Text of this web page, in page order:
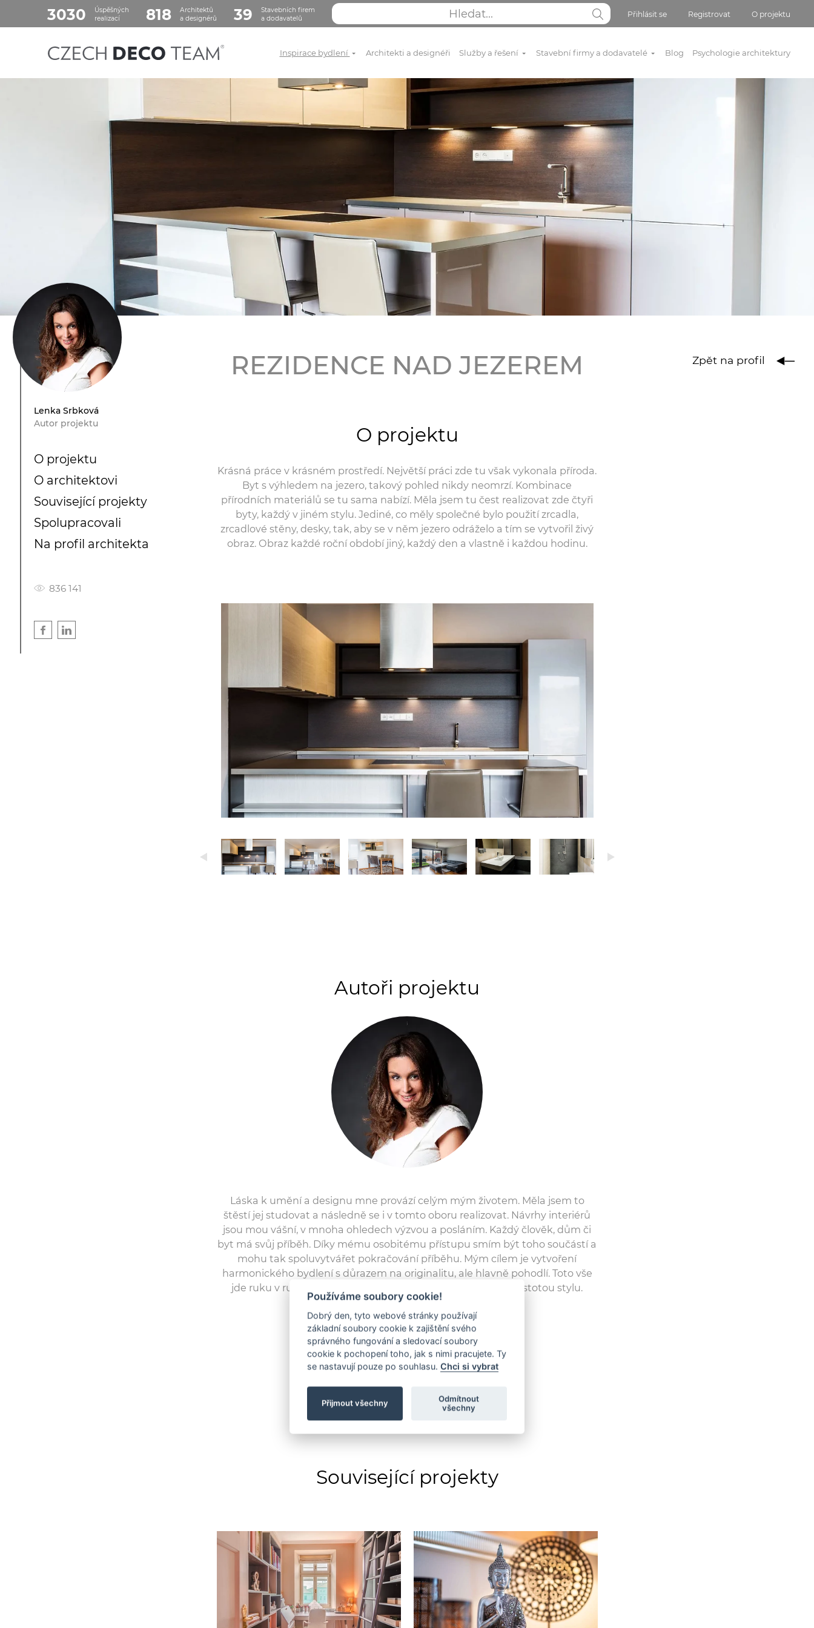
3030
Úspěšných
realizací
818
Architektů
a designérů
39
Stavebních firem
a dodavatelů
Přihlásit se Registrovat O projektu
Inspirace bydlení Architekti a designéři Služby a řešení Stavební firmy a dodavatelé Blog Psychologie architektury
Lenka Srbková
Autor projektu
O projektu
O architektovi
Související projekty
Spolupracovali
Na profil architekta
836 141
REZIDENCE NAD JEZEREM
O projektu
Krásná práce v krásném prostředí. Největší práci zde tu však vykonala příroda.
Byt s výhledem na jezero, takový pohled nikdy neomrzí. Kombinace
přírodních materiálů se tu sama nabízí. Měla jsem tu čest realizovat zde čtyři
byty, každý v jiném stylu. Jediné, co měly společné bylo použití zrcadla,
zrcadlové stěny, desky, tak, aby se v něm jezero odráželo a tím se vytvořil živý
obraz. Obraz každé roční období jiný, každý den a vlastně i každou hodinu.
Autoři projektu
Láska k umění a designu mne provází celým mým životem. Měla jsem to
štěstí jej studovat a následně se i v tomto oboru realizovat. Návrhy interiérů
jsou mou vášní, v mnoha ohledech výzvou a posláním. Každý člověk, dům či
byt má svůj příběh. Díky mému osobitému přístupu smím být toho součástí a
mohu tak spoluvytvářet pokračování příběhu. Mým cílem je vytvoření
harmonického bydlení s důrazem na originalitu, ale hlavně pohodlí. Toto vše
jde ruku v ruce s funkčností, praktičností, jednoduchostí a čistotou stylu.
ZOBRAZIT PROFIL
Související projekty
Zpět na profil
Používáme soubory cookie!
Dobrý den, tyto webové stránky používají
základní soubory cookie k zajištění svého
správného fungování a sledovací soubory
cookie k pochopení toho, jak s nimi pracujete. Ty
se nastavují pouze po souhlasu.Chci si vybrat
Přijmout všechny
Odmítnout
všechny